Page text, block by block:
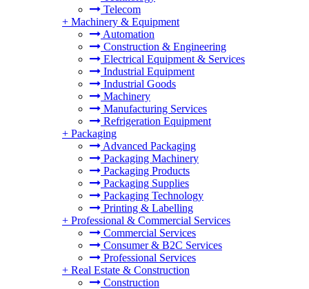
Telecom
+ Machinery & Equipment
Automation
Construction & Engineering
Electrical Equipment & Services
Industrial Equipment
Industrial Goods
Machinery
Manufacturing Services
Refrigeration Equipment
+ Packaging
Advanced Packaging
Packaging Machinery
Packaging Products
Packaging Supplies
Packaging Technology
Printing & Labelling
+ Professional & Commercial Services
Commercial Services
Consumer & B2C Services
Professional Services
+ Real Estate & Construction
Construction